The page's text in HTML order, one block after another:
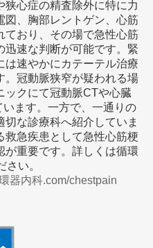
心症の精査除外に特に力
図、胸部レントゲン、心筋
ており、その場で急性心筋
迅速な判断が可能です。緊
は速やかにカテーテル治療
。冠動脈狭窄が疑われる場
ックにて冠動脈CTや心臓
ます。一方で、一通りの
な診療科へ紹介していま
救急疾患として急性心筋梗
が重要です。詳しくは循環
い。
器内科.com/chestpain